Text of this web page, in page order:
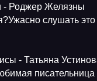
- Роджер Желязны
слушать это
- Татьяна
писательница